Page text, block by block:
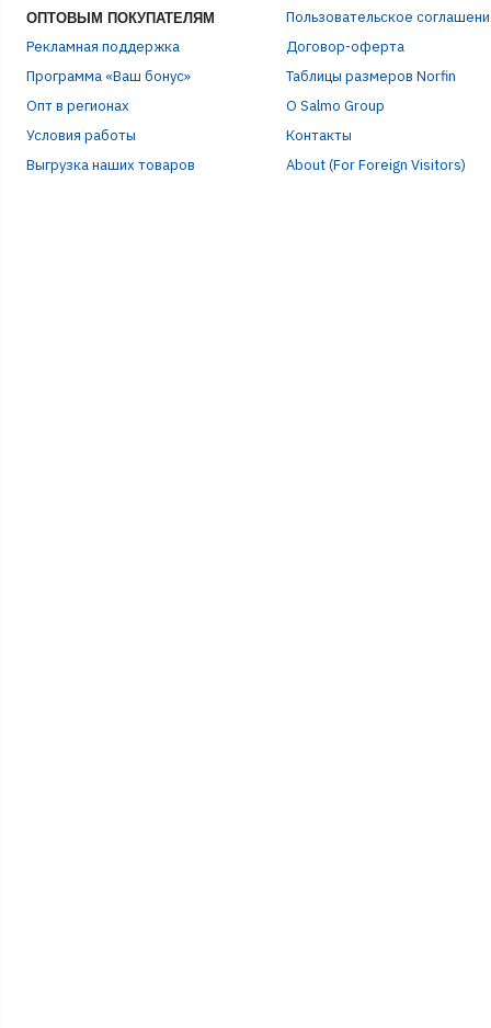
ОПТОВЫМ ПОКУПАТЕЛЯМ
Рекламная поддержка
Программа «Ваш бонус»
Опт в регионах
Условия работы
Выгрузка наших товаров
Пользовательское
Договор-оферта
Таблицы размеров Norfin
О Salmo Group
Контакты
About (For Foreign Visitors)